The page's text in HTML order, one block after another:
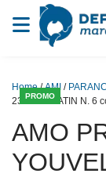
Vai al contenuto
PROMO
Home/AMI /
2315 DURATIN N. 6
AMO